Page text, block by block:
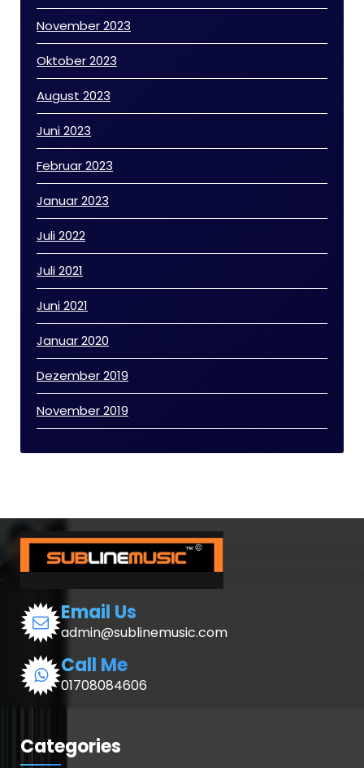
November 2023
Oktober 2023
August 2023
Juni 2023
Februar 2023
Januar 2023
Juli 2022
Juli 2021
Juni 2021
Januar 2020
Dezember 2019
November 2019
Email Us
admin@sublinemusic.com
Call Me
01708084606
Categories